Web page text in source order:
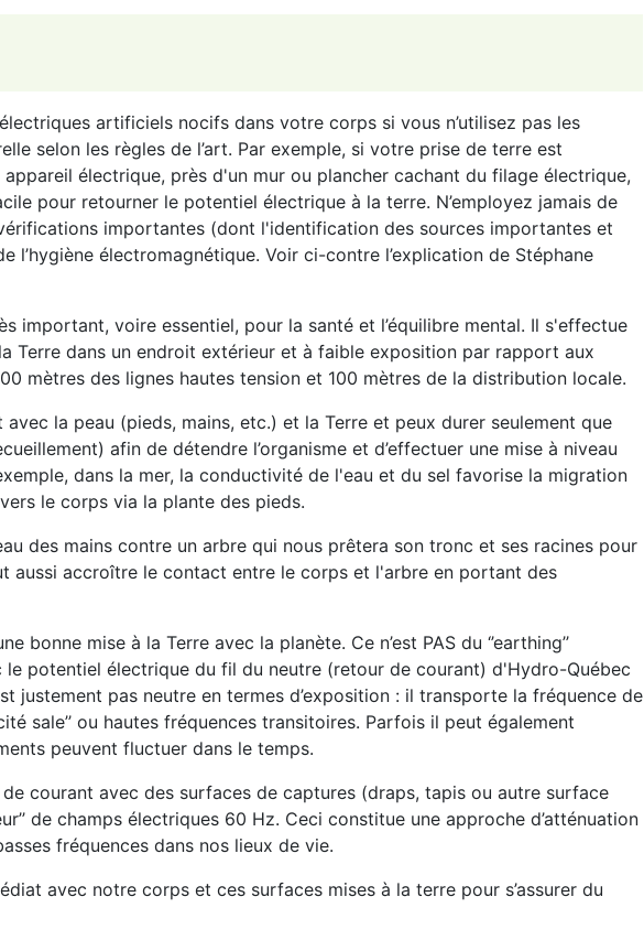
artificiels nocifs dans votre corps si vous n’utilisez pas les
selon les règles de l’art. Par exemple, si votre prise de terre est
électrique, près d'un mur ou plancher cachant du filage électrique,
pour retourner le potentiel électrique à la terre. N’employez jamais de
importantes (dont l'identification des sources importantes et
l’hygiène électromagnétique. Voir ci-contre l’explication de Stéphane
important, voire essentiel, pour la santé et l’équilibre mental. Il s'effectue
Terre dans un endroit extérieur et à faible exposition par rapport aux
mètres des lignes hautes tension et 100 mètres de la distribution locale.
la peau (pieds, mains, etc.) et la Terre et peux durer seulement que
afin de détendre l’organisme et d’effectuer une mise à niveau
dans la mer, la conductivité de l'eau et du sel favorise la migration
le corps via la plante des pieds.
des mains contre un arbre qui nous prêtera son tronc et ses racines pour
aussi accroître le contact entre le corps et l'arbre en portant des
bonne mise à la Terre avec la planète. Ce n’est PAS du ‘’earthing’’
le potentiel électrique du fil du neutre (retour de courant) d'Hydro-Québec
justement pas neutre en termes d’exposition : il transporte la fréquence de
sale’’ ou hautes fréquences transitoires. Parfois il peut également
peuvent fluctuer dans le temps.
courant avec des surfaces de captures (draps, tapis ou autre surface
de champs électriques 60 Hz. Ceci constitue une approche d’atténuation
fréquences dans nos lieux de vie.
avec notre corps et ces surfaces mises à la terre pour s’assurer du